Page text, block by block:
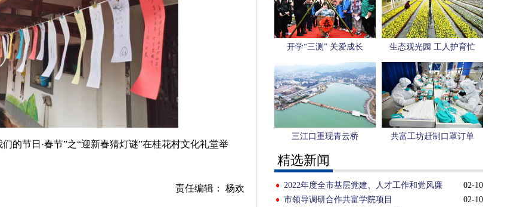
开学“三测” 关爱成长 生态观光园 工人护育忙
三江口重现青云桥 共富工坊赶制口罩订单
精选新闻
02-10
2022年度全市基层党建、人才工作和党风廉
政建设主体责任
02-10
市领导调研合作共富学院项目
的节日·春节”之“迎新春猜灯谜”在桂花村文化礼堂举
责任编辑： 杨欢